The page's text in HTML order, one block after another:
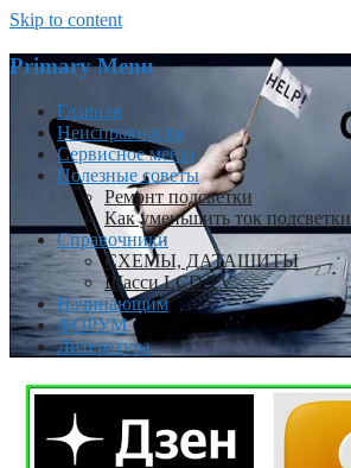
Skip to content
Primary Menu
Главная
Неисправности
Сервисное меню
Полезные советы
Ремонт подсветки
Как уменьшить ток подсветки
Справочники
СХЕМЫ, ДАТАШИТЫ
Шасси LCD TV
Начинающим
ФОРУМ
Литература